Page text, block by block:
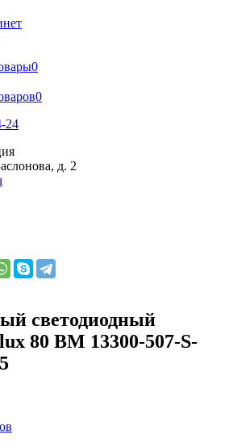
0
0
24
д. 2
светодиодный
80 BM 13300-507-S-